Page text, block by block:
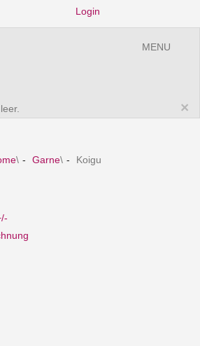
Login
MENU
×
\ Garne\ Koigu